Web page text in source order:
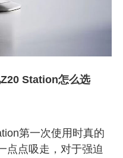
Station怎么选
第一次使用时真的
点点吸走，对于强迫